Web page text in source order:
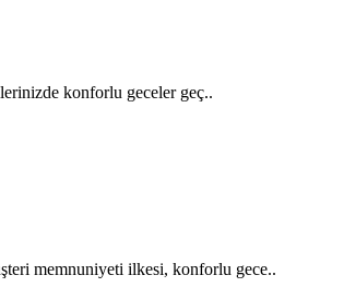
konforlu geceler geç..
memnuniyeti ilkesi, konforlu gece..